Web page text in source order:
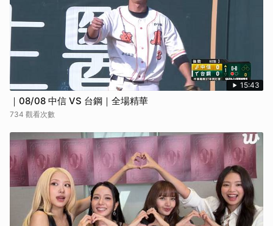
15:43
｜08/08 中信 VS 台鋼｜全場精華
734 觀看次數